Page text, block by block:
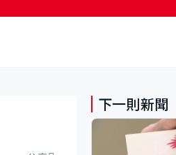
下一則新聞